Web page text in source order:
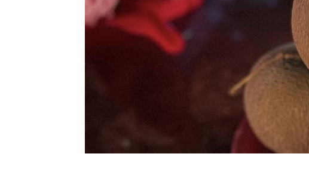
新北爆警匪追逐…轟4槍射3輪！破窗逮毒駕 06:08
強彈千點！「18檔」收復失土台股ETF
7月急跌觸底 高含積這幾檔受益人激增！ 05:45
白海豚海警範圍擴大！最新暴風圈侵襲率曝
慈濟遭詐10億 國民黨不認錯反嗆⋯網炸鍋
台灣彩券開獎直播中